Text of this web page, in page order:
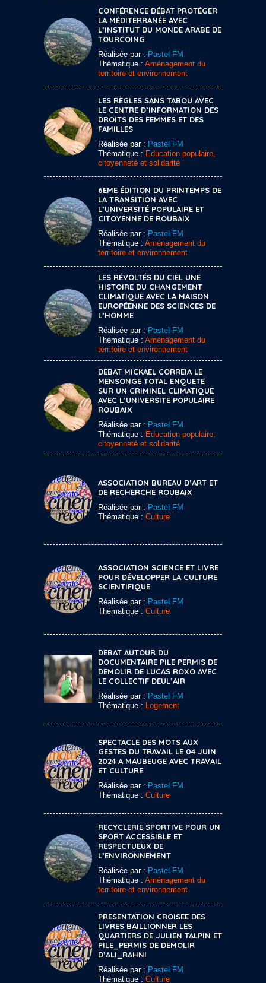
CONFÉRENCE DÉBAT PROTÉGER
LA MÉDITERRANÉE AVEC
L’INSTITUT DU MONDE ARABE DE
TOURCOING
Réalisée par : Pastel FM
Thématique : Aménagement du
territoire et environnement
LES RÈGLES SANS TABOU AVEC
LE CENTRE D’INFORMATION DES
DROITS DES FEMMES ET DES
FAMILLES
Réalisée par : Pastel FM
Thématique : Education populaire,
citoyenneté et solidarité
6EME ÉDITION DU PRINTEMPS DE
LA TRANSITION AVEC
L’UNIVERSITÉ POPULAIRE ET
CITOYENNE DE ROUBAIX
Réalisée par : Pastel FM
Thématique : Aménagement du
territoire et environnement
LES RÉVOLTÉS DU CIEL UNE
HISTOIRE DU CHANGEMENT
CLIMATIQUE AVEC LA MAISON
EUROPÉENNE DES SCIENCES DE
L’HOMME
Réalisée par : Pastel FM
Thématique : Aménagement du
territoire et environnement
DEBAT MICKAEL CORREIA LE
MENSONGE TOTAL ENQUETE
SUR UN CRIMINEL CLIMATIQUE
AVEC L’UNIVERSITE POPULAIRE
ROUBAIX
Réalisée par : Pastel FM
Thématique : Education populaire,
citoyenneté et solidarité
ASSOCIATION BUREAU D’ART ET
DE RECHERCHE ROUBAIX
Réalisée par : Pastel FM
Thématique : Culture
ASSOCIATION SCIENCE ET LIVRE
POUR DÉVELOPPER LA CULTURE
SCIENTIFIQUE
Réalisée par : Pastel FM
Thématique : Culture
DEBAT AUTOUR DU
DOCUMENTAIRE PILE PERMIS DE
DEMOLIR DE LUCAS ROXO AVEC
LE COLLECTIF DEUL’AIR
Réalisée par : Pastel FM
Thématique :
Logement
SPECTACLE DES MOTS AUX
GESTES DU TRAVAIL LE 04 JUIN
2024 A MAUBEUGE AVEC TRAVAIL
ET CULTURE
Réalisée par : Pastel FM
Thématique : Culture
RECYCLERIE SPORTIVE POUR UN
SPORT ACCESSIBLE ET
RESPECTUEUX DE
L’ENVIRONNEMENT
Réalisée par : Pastel FM
Thématique : Aménagement du
territoire et environnement
PRESENTATION CROISEE DES
LIVRES BAILLIONNER LES
QUARTIERS DE JULIEN TALPIN ET
PILE_PERMIS DE DEMOLIR
D’ALI_RAHNI
Réalisée par : Pastel FM
Thématique : Culture